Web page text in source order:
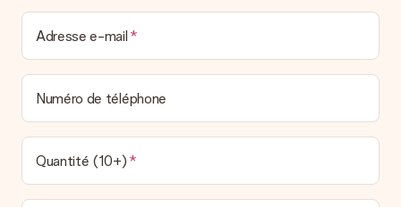
Adresse e-mail
Numéro de téléphone
Quantité (10+)